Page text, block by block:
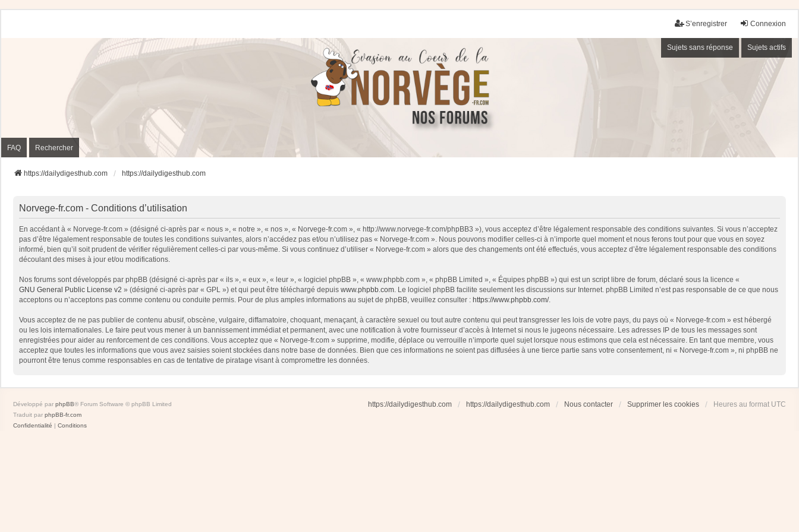
Connexion
S’enregistrer
Sujets sans réponse Sujets actifs
FAQ Rechercher
https://dailydigesthub.com https://dailydigesthub.com
Norvege-fr.com - Conditions d’utilisation
En accédant à « Norvege-fr.com » (désigné ci-après par « nous », « notre », « nos », « Norvege-fr.com », « http://www.norvege-fr.com/phpBB3 »), vous acceptez d’être légalement responsable des conditions suivantes. Si vous n’acceptez
pas d’être légalement responsable de toutes les conditions suivantes, alors n’accédez pas et/ou n’utilisez pas « Norvege-fr.com ». Nous pouvons modifier celles-ci à n’importe quel moment et nous ferons tout pour que vous en soyez
informé, bien qu’il soit prudent de vérifier régulièrement celles-ci par vous-même. Si vous continuez d’utiliser « Norvege-fr.com » alors que des changements ont été effectués, vous acceptez d’être légalement responsable des conditions
découlant des mises à jour et/ou modifications.
Nos forums sont développés par phpBB (désigné ci-après par « ils », « eux », « leur », « logiciel phpBB », « www.phpbb.com », « phpBB Limited », « Équipes phpBB ») qui est un script libre de forum, déclaré sous la licence «
GNU General Public License v2 » (désigné ci-après par « GPL ») et qui peut être téléchargé depuis www.phpbb.com. Le logiciel phpBB facilite seulement les discussions sur Internet. phpBB Limited n’est pas responsable de ce que nous
acceptons ou n’acceptons pas comme contenu ou conduite permis. Pour de plus amples informations au sujet de phpBB, veuillez consulter : https://www.phpbb.com/.
Vous acceptez de ne pas publier de contenu abusif, obscène, vulgaire, diffamatoire, choquant, menaçant, à caractère sexuel ou tout autre contenu qui peut transgresser les lois de votre pays, du pays où « Norvege-fr.com » est hébergé
ou les lois internationales. Le faire peut vous mener à un bannissement immédiat et permanent, avec une notification à votre fournisseur d’accès à Internet si nous le jugeons nécessaire. Les adresses IP de tous les messages sont
enregistrées pour aider au renforcement de ces conditions. Vous acceptez que « Norvege-fr.com » supprime, modifie, déplace ou verrouille n’importe quel sujet lorsque nous estimons que cela est nécessaire. En tant que membre, vous
acceptez que toutes les informations que vous avez saisies soient stockées dans notre base de données. Bien que ces informations ne soient pas diffusées à une tierce partie sans votre consentement, ni « Norvege-fr.com », ni phpBB ne
pourront être tenus comme responsables en cas de tentative de piratage visant à compromettre les données.
https://dailydigesthub.com https://dailydigesthub.com Nous contacter Supprimer les cookies Heures au format UTC
Développé par phpBB® Forum Software © phpBB Limited
Traduit par phpBB-fr.com
Confidentialité | Conditions